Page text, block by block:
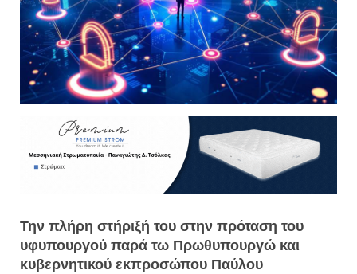
Την πλήρη στήριξή του στην πρόταση του
υφυπουργού παρά τω Πρωθυπουργώ και
κυβερνητικού εκπροσώπου Παύλου